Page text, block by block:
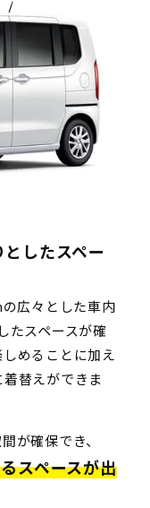
したスペー
広々とした車内
たスペースが確
めることに加え
替えができま
が確保でき、
スペースが出